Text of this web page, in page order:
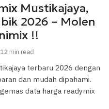
Mustikajaya,
2026 – Molen
!!
12 min read
terbaru 2026 dengan
dan mudah dipahami.
data harga readymix